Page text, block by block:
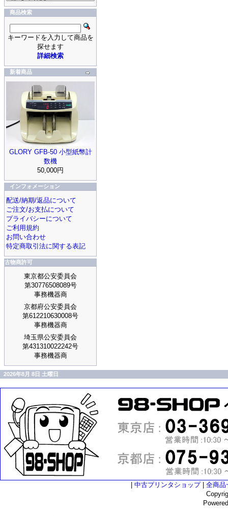
商品検索
キーワードを入力して商品を
探せます
詳細検索
新着商品
GLORY GFB-50 小型紙幣計
数機
50,000円
インフォメーション
配送/納期/返品について
ご注文/お支払について
プライバシーについて
ご利用規約
お問い合わせ
特定商取引法に関する表記
古物商許可
東京都公安委員会
第30776508089号
事務機器商
京都府公安委員会
第612210630008号
事務機器商
埼玉県公安委員会
第431310022242号
事務機器商
2026年8月 8日 土曜日
中古プリンタショップ| 全商品